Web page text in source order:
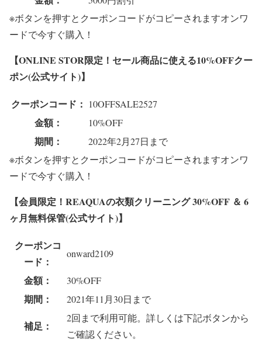
※ボタンを押すとクーポンコードがコピーされますオンワ
ードで今すぐ購入！
【ONLINE STOR限定！セール商品に使える10%OFFクー
ポン(公式サイト)】
クーポンコード： 10OFFSALE2527
金額： 10%OFF
期間：
2022年2月27日まで
※ボタンを押すとクーポンコードがコピーされますオンワ
ードで今すぐ購入！
【会員限定！REAQUAの衣類クリーニング 30%OFF ＆ 6
ヶ月無料保管(公式サイト)】
クーポンコ
ード：
onward2109
金額： 30%OFF
期間： 2021年11月30日まで
補足：
2回まで利用可能。詳しくは下記ボタンから
ご確認ください。